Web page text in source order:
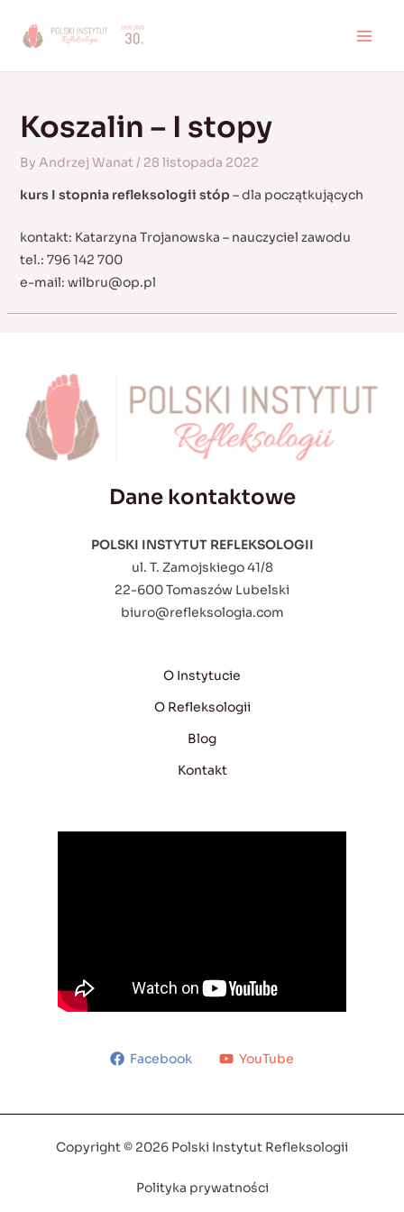
Koszalin – I stopy
By Andrzej Wanat/ 28 listopada 2022
kurs I stopnia refleksologii stóp– dla początkujących
kontakt: Katarzyna Trojanowska – nauczyciel zawodu
tel.: 796 142 700
e-mail: wilbru@op.pl
Dane kontaktowe
POLSKI INSTYTUT REFLEKSOLOGII
ul. T. Zamojskiego 41/8
22-600 Tomaszów Lubelski
biuro@refleksologia.com
O Instytucie
O Refleksologii
Blog
Kontakt
Facebook YouTube
Copyright © 2026 Polski Instytut Refleksologii
Polityka prywatności